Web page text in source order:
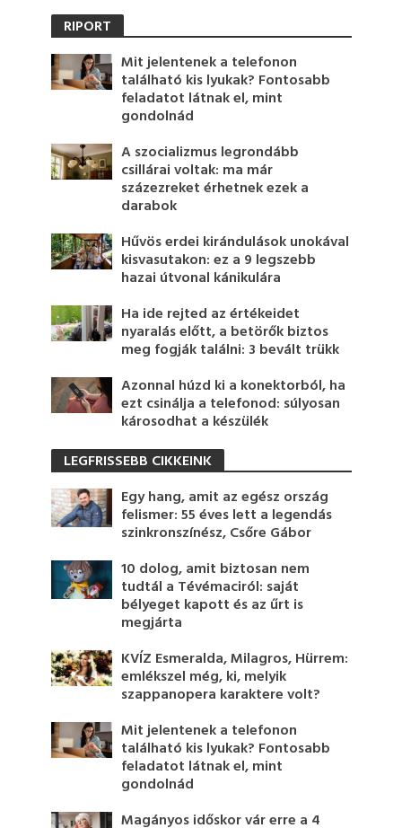
RIPORT
Mit jelentenek a telefonon
található kis lyukak? Fontosabb
feladatot látnak el, mint
gondolnád
A szocializmus legrondább
csillárai voltak: ma már
százezreket érhetnek ezek a
darabok
Hűvös erdei kirándulások unokával
kisvasutakon: ez a 9 legszebb
hazai útvonal kánikulára
Ha ide rejted az értékeidet
nyaralás előtt, a betörők biztos
meg fogják találni: 3 bevált trükk
Azonnal húzd ki a konektorból, ha
ezt csinálja a telefonod: súlyosan
károsodhat a készülék
LEGFRISSEBB CIKKEINK
Egy hang, amit az egész ország
felismer: 55 éves lett a legendás
szinkronszínész, Csőre Gábor
10 dolog, amit biztosan nem
tudtál a Tévémaciról: saját
bélyeget kapott és az űrt is
megjárta
KVÍZ Esmeralda, Milagros, Hürrem:
emlékszel még, ki, melyik
szappanopera karaktere volt?
Mit jelentenek a telefonon
található kis lyukak? Fontosabb
feladatot látnak el, mint
gondolnád
Magányos időskor vár erre a 4